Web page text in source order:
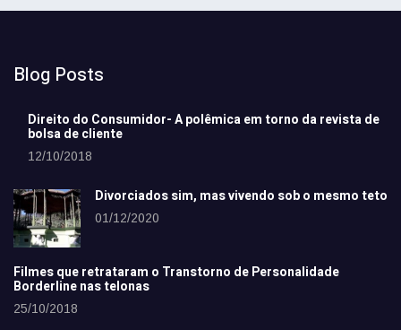
Blog Posts
Direito do Consumidor- A polêmica em torno da revista de
bolsa de cliente
12/10/2018
Divorciados sim, mas vivendo sob o mesmo teto
01/12/2020
Filmes que retrataram o Transtorno de Personalidade
Borderline nas telonas
25/10/2018